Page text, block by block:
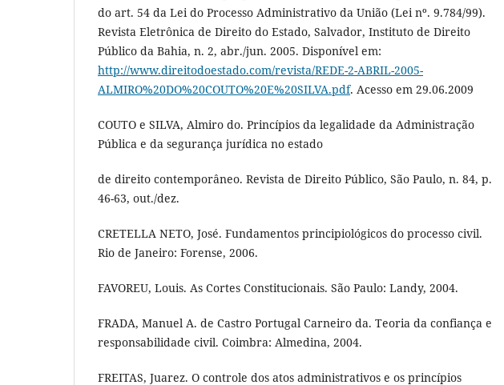
do art. 54 da Lei do Processo Administrativo da União (Lei nº. 9.784/99).
Revista Eletrônica de Direito do Estado, Salvador, Instituto de Direito
Público da Bahia, n. 2, abr./jun. 2005. Disponível em:
http://www.direitodoestado.com/revista/REDE-2-ABRIL-2005-
ALMIRO%20DO%20COUTO%20E%20SILVA.pdf. Acesso em 29.06.2009
COUTO e SILVA, Almiro do. Princípios da legalidade da Administração
Pública e da segurança jurídica no estado
de direito contemporâneo. Revista de Direito Público, São Paulo, n. 84, p.
46-63, out./dez.
CRETELLA NETO, José. Fundamentos principiológicos do processo civil.
Rio de Janeiro: Forense, 2006.
FAVOREU, Louis. As Cortes Constitucionais. São Paulo: Landy, 2004.
FRADA, Manuel A. de Castro Portugal Carneiro da. Teoria da confiança e
responsabilidade civil. Coimbra: Almedina, 2004.
FREITAS, Juarez. O controle dos atos administrativos e os princípios